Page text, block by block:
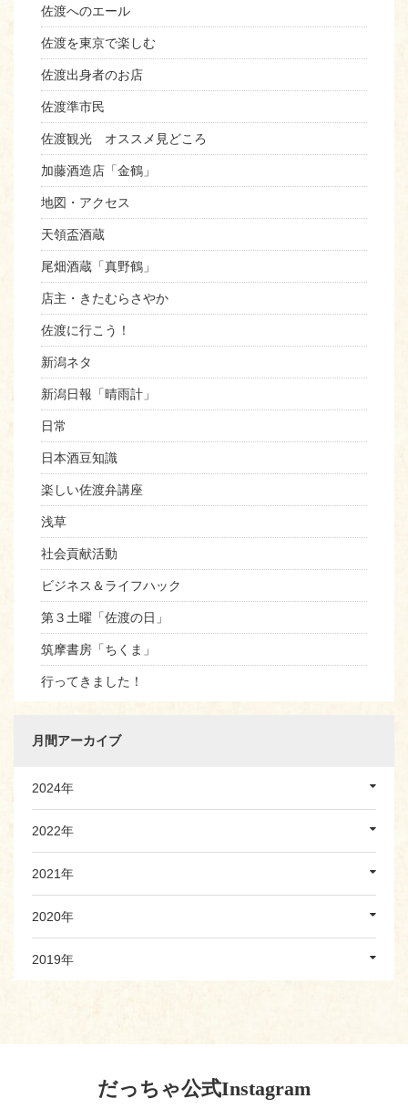
佐渡へのエール
佐渡を東京で楽しむ
佐渡出身者のお店
佐渡準市民
佐渡観光 オススメ見どころ
加藤酒造店「金鶴」
地図・アクセス
天領盃酒蔵
尾畑酒蔵「真野鶴」
店主・きたむらさやか
佐渡に行こう！
新潟ネタ
新潟日報「晴雨計」
日常
日本酒豆知識
楽しい佐渡弁講座
浅草
社会貢献活動
ビジネス＆ライフハック
第３土曜「佐渡の日」
筑摩書房「ちくま」
行ってきました！
月間アーカイブ
2024年
2022年
2021年
2020年
2019年
だっちゃ公式Instagram